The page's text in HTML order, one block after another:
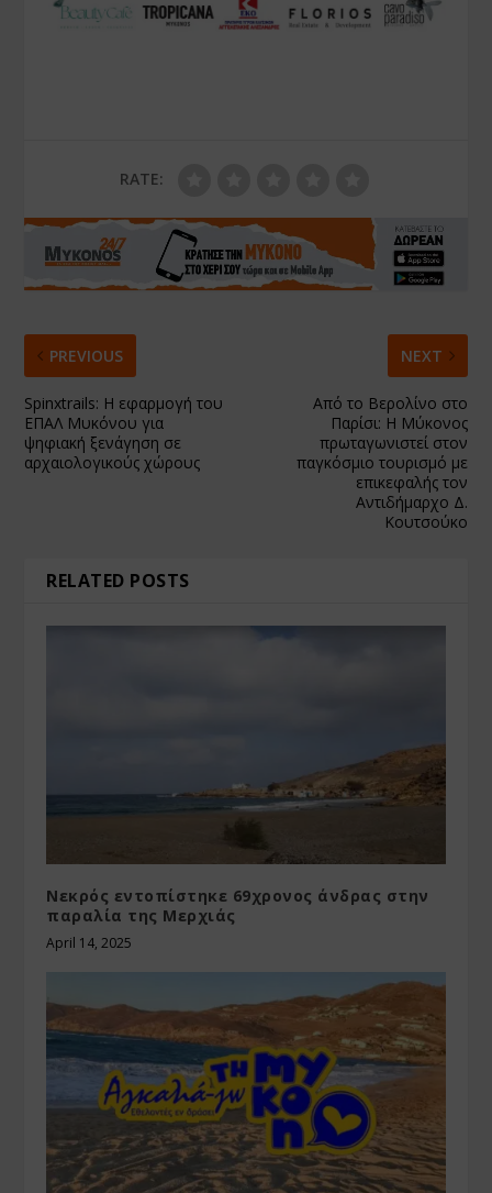
RATE:
PREVIOUS
Spinxtrails: Η εφαρμογή του
ΕΠΑΛ Μυκόνου για
ψηφιακή ξενάγηση σε
αρχαιολογικούς χώρους
NEXT
Από το Βερολίνο στο
Παρίσι: Η Μύκονος
πρωταγωνιστεί στον
παγκόσμιο τουρισμό με
επικεφαλής τον
Αντιδήμαρχο Δ.
Κουτσούκο
RELATED POSTS
Νεκρός εντοπίστηκε 69χρονος άνδρας στην
παραλία της Μερχιάς
April 14, 2025